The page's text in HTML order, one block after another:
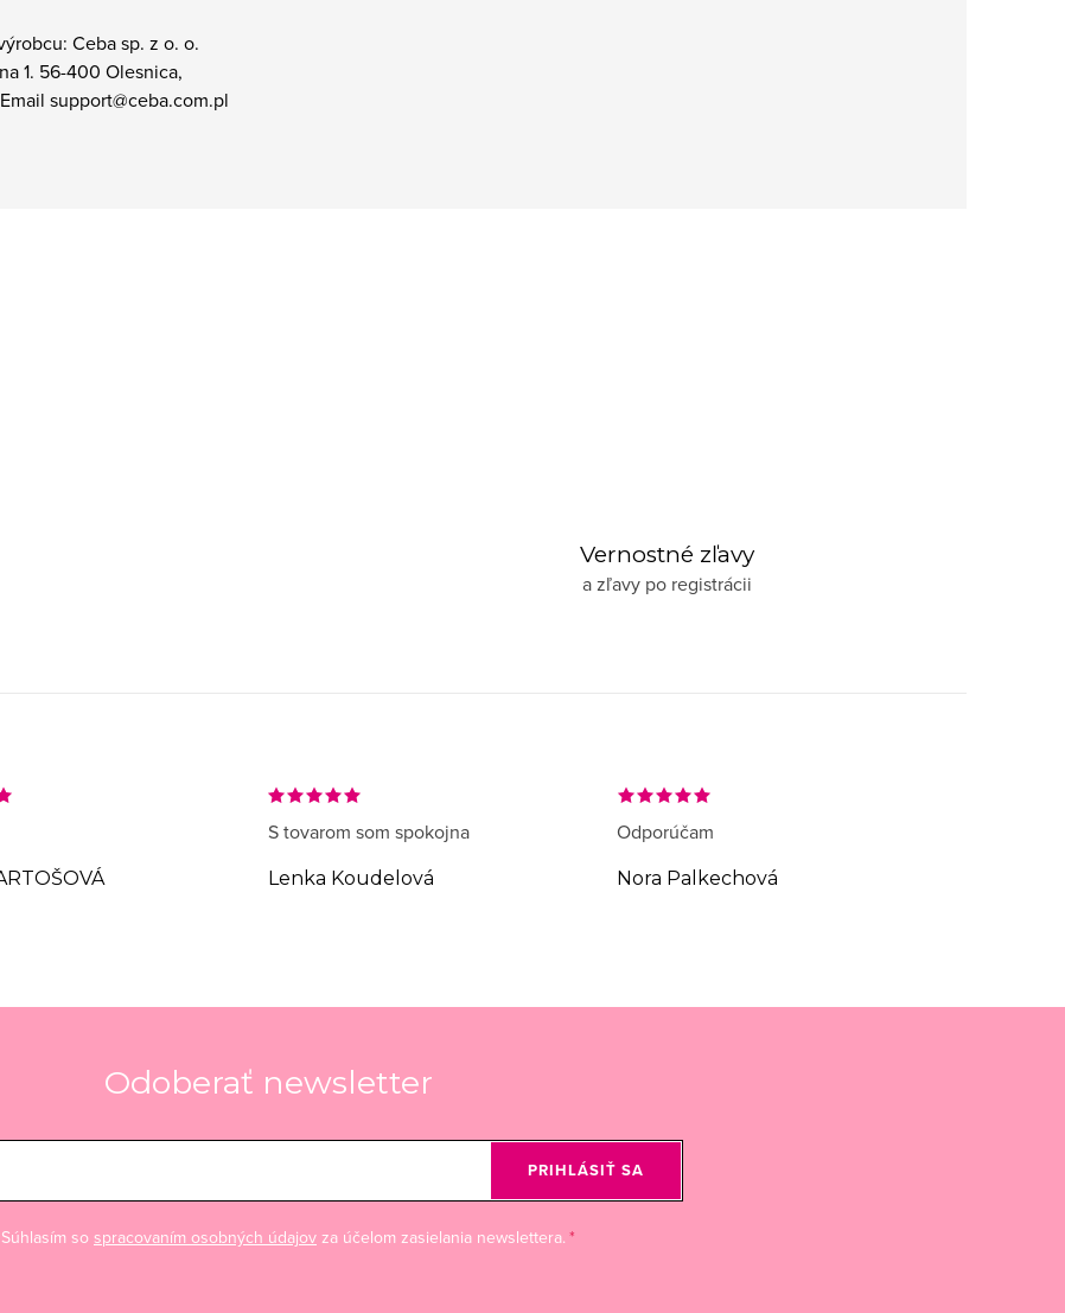
Ceba sp. z o. o.
1. 56-400 Olesnica,
support@ceba.com.pl
Vernostné zľavy
a zľavy po registrácii
S tovarom som spokojna
Lenka Koudelová
Odporúčam
Nora Palkechová
Odoberať newsletter
Súhlasím so spracovaním osobných údajov za účelom zasielania newslettera.
PRIHLÁSIŤ SA